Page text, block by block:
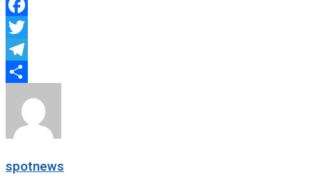
WhatsApp
Facebook
Twitter
Telegram
Share
spotnews